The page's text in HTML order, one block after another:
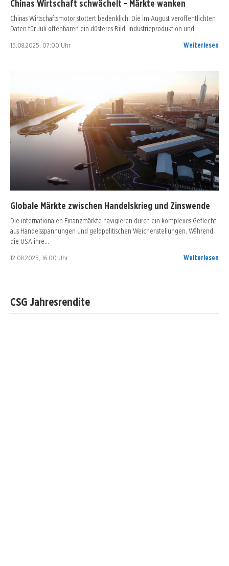
Chinas Wirtschaft schwächelt - Märkte wanken
Chinas Wirtschaftsmotor stottert bedenklich. Die im August veröffentlichten
Daten für Juli offenbaren ein düsteres Bild: Industrieproduktion und…
15.08.2025, 07:00 Uhr Weiterlesen
Globale Märkte zwischen Handelskrieg und Zinswende
Die internationalen Finanzmärkte navigieren durch ein komplexes Geflecht
aus Handelsspannungen und geldpolitischen Weichenstellungen. Während
die USA ihre…
12.08.2025, 16:00 Uhr Weiterlesen
CSG Jahresrendite